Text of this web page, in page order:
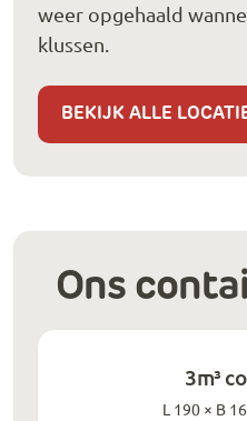
weer opgehaald
klussen.
BEKIJK ALLE
Ons
3m³
L 190 × B